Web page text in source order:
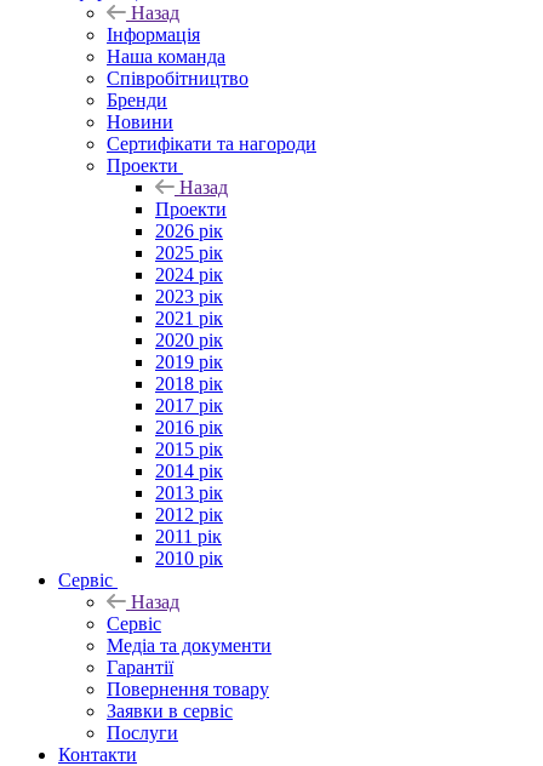
Назад
Інформація
Наша команда
Співробітництво
Бренди
Новини
Сертифікати та нагороди
Проекти
Назад
Проекти
2026 рік
2025 рік
2024 рік
2023 рік
2021 рік
2020 рік
2019 рік
2018 рік
2017 рік
2016 рік
2015 рік
2014 рік
2013 рік
2012 рік
2011 рік
2010 рік
Сервіс
Назад
Сервіс
Медіа та документи
Гарантії
Повернення товару
Заявки в сервіс
Послуги
Контакти